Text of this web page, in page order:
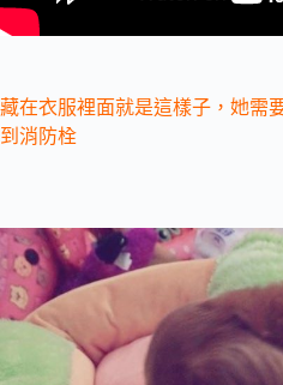
藏在衣服裡面就是這樣子，她需
到消防栓